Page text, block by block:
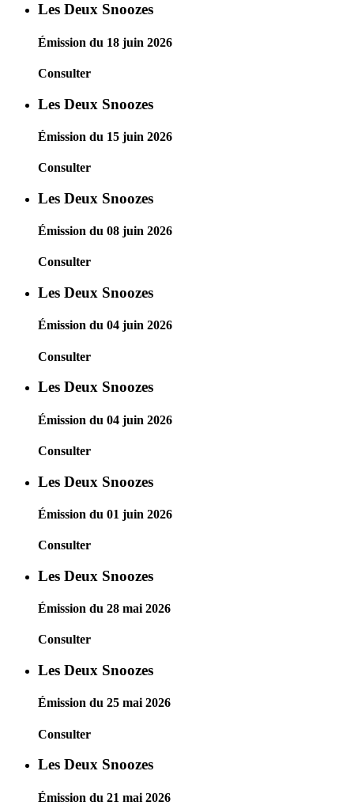
Les Deux Snoozes
Émission du 18 juin 2026
Consulter
Les Deux Snoozes
Émission du 15 juin 2026
Consulter
Les Deux Snoozes
Émission du 08 juin 2026
Consulter
Les Deux Snoozes
Émission du 04 juin 2026
Consulter
Les Deux Snoozes
Émission du 04 juin 2026
Consulter
Les Deux Snoozes
Émission du 01 juin 2026
Consulter
Les Deux Snoozes
Émission du 28 mai 2026
Consulter
Les Deux Snoozes
Émission du 25 mai 2026
Consulter
Les Deux Snoozes
Émission du 21 mai 2026